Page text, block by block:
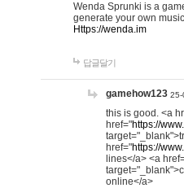
Wenda Sprunki is a
generate your own
Https://wenda.im
답글달기
gamehow123 25-
this is good. <a
href="https://
href="https://
lines</a> <a
online</a>